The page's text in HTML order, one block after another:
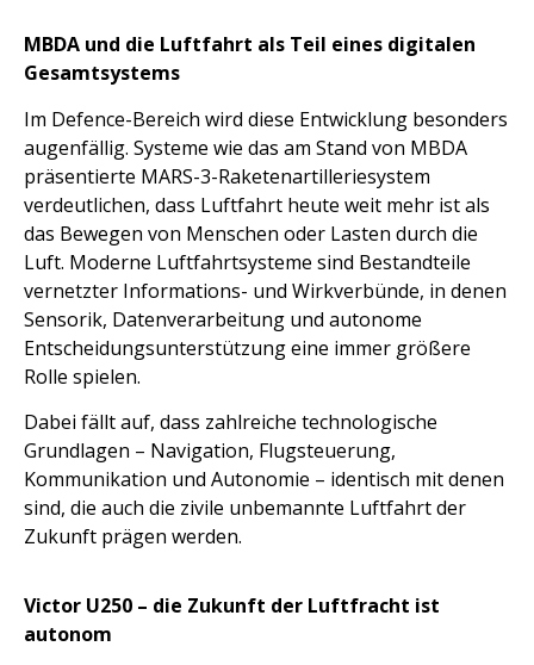
MBDA und die Luftfahrt als Teil eines digitalen
Gesamtsystems
Im Defence-Bereich wird diese Entwicklung besonders
augenfällig. Systeme wie das am Stand von MBDA
präsentierte MARS-3-Raketenartilleriesystem
verdeutlichen, dass Luftfahrt heute weit mehr ist als
das Bewegen von Menschen oder Lasten durch die
Luft. Moderne Luftfahrtsysteme sind Bestandteile
vernetzter Informations- und Wirkverbünde, in denen
Sensorik, Datenverarbeitung und autonome
Entscheidungsunterstützung eine immer größere
Rolle spielen.
Dabei fällt auf, dass zahlreiche technologische
Grundlagen – Navigation, Flugsteuerung,
Kommunikation und Autonomie – identisch mit denen
sind, die auch die zivile unbemannte Luftfahrt der
Zukunft prägen werden.
Victor U250 – die Zukunft der Luftfracht ist
autonom